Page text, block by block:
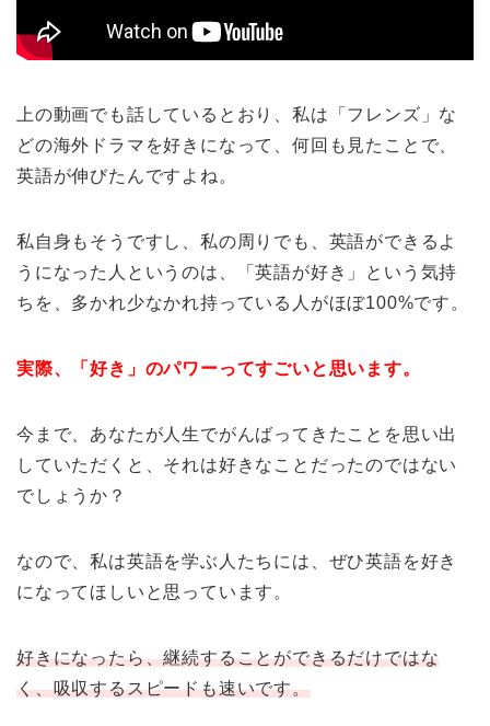
上の動画でも話しているとおり、私は「フレンズ」な
どの海外ドラマを好きになって、何回も見たことで、
英語が伸びたんですよね。
私自身もそうですし、私の周りでも、英語ができるよ
うになった人というのは、「英語が好き」という気持
ちを、多かれ少なかれ持っている人がほぼ100%です。
実際、「好き」のパワーってすごいと思います。
今まで、あなたが人生でがんばってきたことを思い出
していただくと、それは好きなことだったのではない
でしょうか？
なので、私は英語を学ぶ人たちには、ぜひ英語を好き
になってほしいと思っています。
好きになったら、継続することができるだけではな
く、吸収するスピードも速いです。